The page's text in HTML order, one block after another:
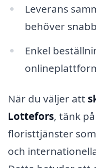
Leverans
behöver
Enkel
När du väljer att
Lottefors, tänk
floristtjänster
och